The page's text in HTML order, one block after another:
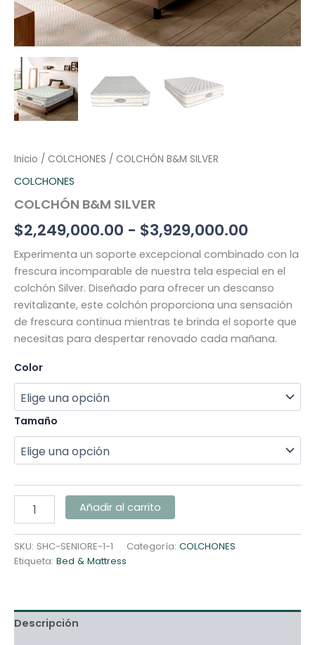
Inicio / COLCHONES / COLCHÓN B&M SILVER
COLCHONES
COLCHÓN B&M SILVER
$2,249,000.00 - $3,929,000.00
Experimenta un soporte excepcional combinado con la
frescura incomparable de nuestra tela especial en el
colchón Silver. Diseñado para ofrecer un descanso
revitalizante, este colchón proporciona una sensación
de frescura continua mientras te brinda el soporte que
necesitas para despertar renovado cada mañana.
Color
Tamaño
Añadir al carrito
SKU: SHC-SENIORE-1-1 Categoría: COLCHONES
Etiqueta: Bed & Mattress
Descripción